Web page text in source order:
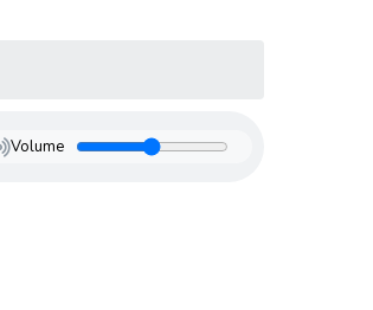
Volume